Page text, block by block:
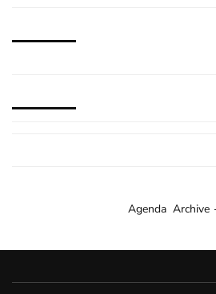
Agenda Archive